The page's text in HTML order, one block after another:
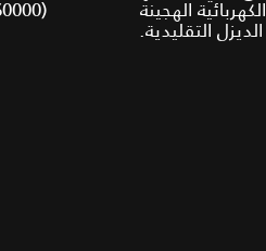
الهجينة
التقليدية.
(60000 ميل) - أيهما أقرب.